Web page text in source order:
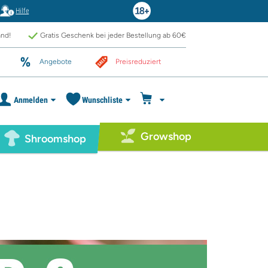
Hilfe
Gratis Geschenk bei jeder Bestellung ab 60€
Angebote Preisreduziert
Anmelden Wunschliste
Shroomshop Growshop